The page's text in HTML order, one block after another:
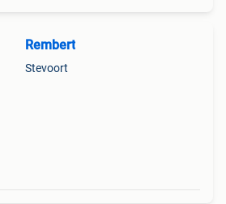
Rembert
Stevoort